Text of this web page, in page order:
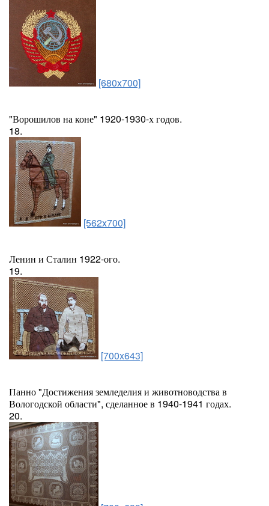
[680x700]
"Ворошилов на коне" 1920-1930-х годов.
18.
[562x700]
Ленин и Сталин 1922-ого.
19.
[700x643]
Панно "Достижения земледелия и животноводства в
Вологодской области", сделанное в 1940-1941 годах.
20.